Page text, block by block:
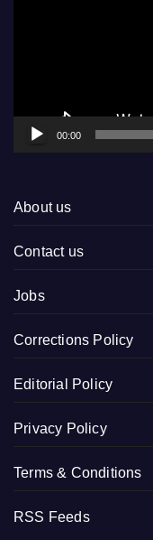
00:00
About us
Contact us
Jobs
Corrections Policy
Editorial Policy
Privacy Policy
Terms & Conditions
RSS Feeds